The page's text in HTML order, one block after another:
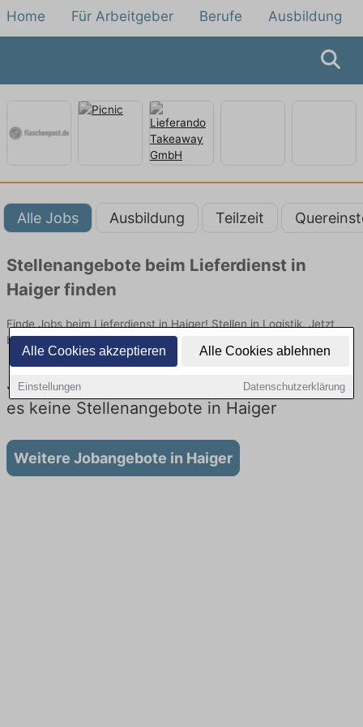
Alle Cookies akzeptieren Alle Cookies ablehnen
Einstellungen Datenschutzerklärung
Home Für Arbeitgeber Berufe Ausbildung
Alle Jobs Ausbildung Teilzeit
Stellenangebote beim Lieferdienst in
Haiger finden
Finde Jobs beim Lieferdienst in Haiger! Stellen in Logistik. Jetzt
bewerben!
Jobs beim Lieferdienst in Haiger: Aktuell gibt
es keine Stellenangebote in Haiger
Weitere Jobangebote in Haiger